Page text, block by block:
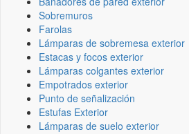
Sobremuros
Farolas
Lámparas de sobremesa exterior
Estacas y focos exterior
Lámparas colgantes exterior
Empotrados exterior
Punto de señalización
Estufas Exterior
Lámparas de suelo exterior